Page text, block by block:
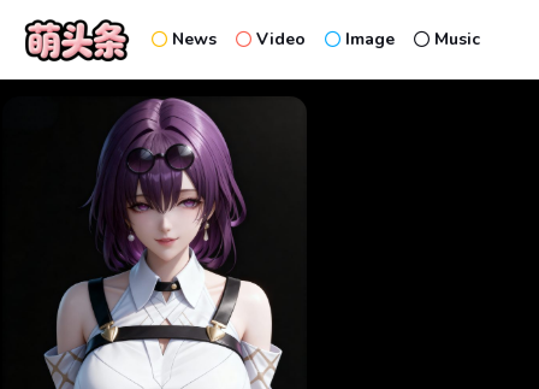
News Video Image Music